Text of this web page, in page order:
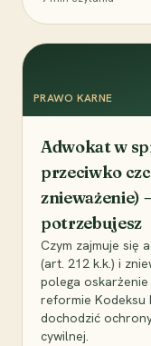
PRAWO KARNE
Adwokat w
przeciwko
znieważenie)
potrzebujesz
Czym zajmuje się
(art. 212 k.k.) i
polega
reformie Kodeksu
dochodzić
cywilnej.